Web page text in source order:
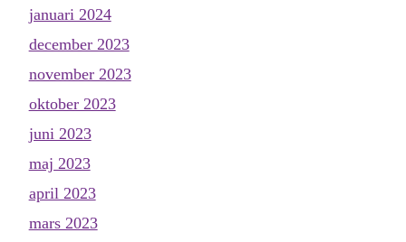
januari 2024
december 2023
november 2023
oktober 2023
juni 2023
maj 2023
april 2023
mars 2023